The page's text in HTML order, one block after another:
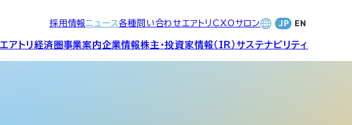
採用情報ニュース各種問い合わせ エアトリCXOサロン
エアトリ経済圏 事業案内企業情報株主・投資家情報（IR） サステナビリティ